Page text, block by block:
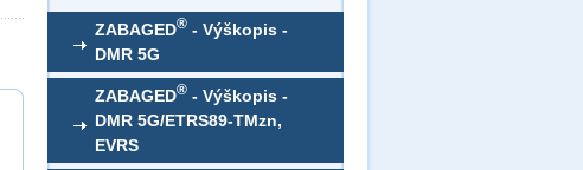
ZABAGED® - Výškopis -
DMR 5G
ZABAGED® - Výškopis -
DMR 5G/ETRS89-TMzn,
EVRS